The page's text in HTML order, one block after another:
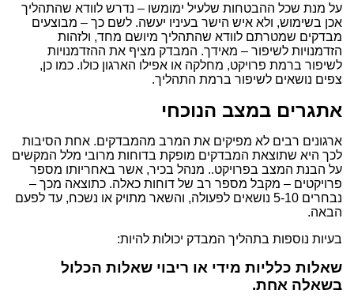
על מנת שכל ההבטחות שלעיל ימומשו – נדרש לוודא שהתהליך
אכן בשימוש, ולא איש הישר בעיניו יעשה. לשם כך – מבוצעים
מבדקים שמטרתם לוודא שהתהליך מיושם מחד, ולזהות
הזדמנויות לשיפור – מאידך. המבדק מציף את ההזדמנויות
לשיפור ברמת פרויקט, מחלקה או אפילו הארגון כולו. כמו כן,
צפים נושאים לשיפור ברמת התהליך.
אתגרים במצב הנוכחי
ארגונים רבים לא מפיקים את המרב מהמבדקים. אחת הסיבות
לכך היא שתוצאת המבדקים מופקת בדוחות מרובי מלל המקשים
על הבנת המצב בפרויקט.. מנהל בכיר, אשר באחריותו מספר
פרויקטים – מקבל מספר רב של דוחות כאלה. כתוצאה מכך –
נבחרים 5-10 נושאים לפעולה, והשאר מתויק או נשכח, עד לפעם
הבאה.
בעיות נוספות בתהליך המבדק יכולות להיות:
שאלות כלליות מידי או ריבוי שאלות הכלול
בשאלה אחת.